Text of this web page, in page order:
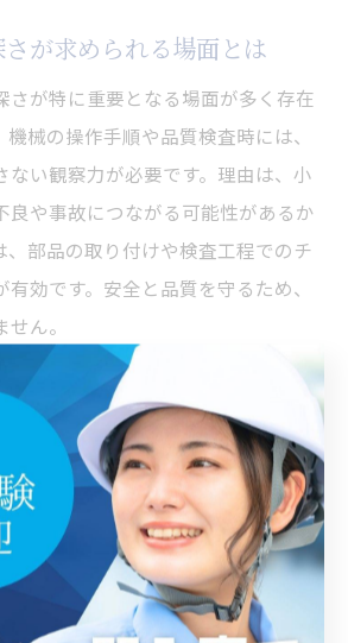
が求められる場面とは
さが特に重要となる場面が多く存在
機械の操作手順や品質検査時には、
ない観察力が必要です。理由は、小
良や事故につながる可能性があるか
、部品の取り付けや検査工程でのチ
効です。安全と品質を守るため、
ん。
発揮するコツを紹介
揮するには、作業環境の整備やルー
す。理由は、環境が整うことで雑念
しやすくなるからです。具体的に
や道具を整理し、決まった手順で作
イントです。また、短時間でできる
も集中力維持に役立ちます。これら